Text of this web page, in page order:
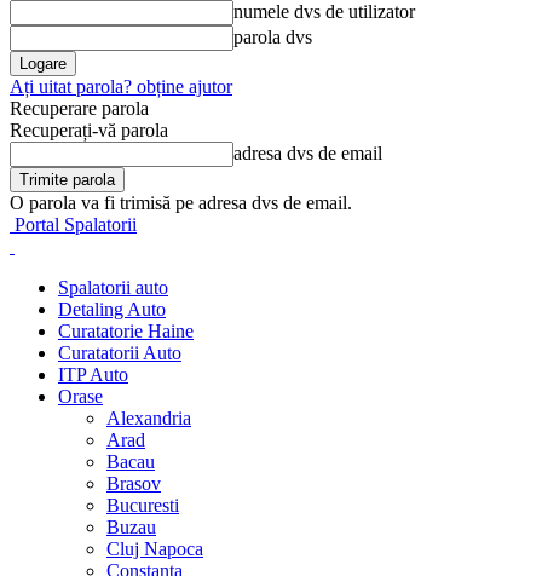
numele dvs de utilizator
parola dvs
Ați uitat parola? obține ajutor
Recuperare parola
Recuperați-vă parola
adresa dvs de email
O parola va fi trimisă pe adresa dvs de email.
Portal Spalatorii
Spalatorii auto
Detaling Auto
Curatatorie Haine
Curatatorii Auto
ITP Auto
Orase
Alexandria
Arad
Bacau
Brasov
Bucuresti
Buzau
Cluj Napoca
Constanta